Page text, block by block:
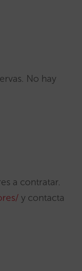
No hay
a contratar.
y contacta